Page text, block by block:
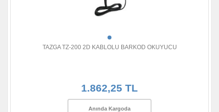
TAZGA TZ-200 2D KABLOLU BARKOD OKUYUCU
1.862,25 TL
Anında Kargoda